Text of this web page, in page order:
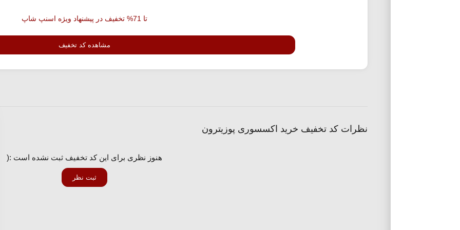
تا 71% تخفیف در پیشنهاد ویژه اسنپ شاپ
مشاهده کد تخفیف
نظرات کد تخفیف خرید اکسسوری پوزیترون
هنوز نظری برای این کد تخفیف ثبت نشده است :(
ثبت نظر